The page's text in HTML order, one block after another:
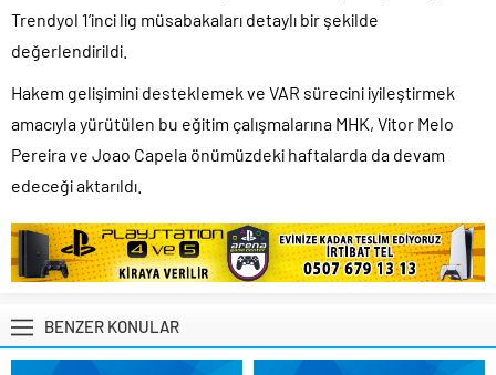
Trendyol 1’inci lig müsabakaları detaylı bir şekilde
değerlendirildi.
Hakem gelişimini desteklemek ve VAR sürecini iyileştirmek
amacıyla yürütülen bu eğitim çalışmalarına MHK, Vitor Melo
Pereira ve Joao Capela önümüzdeki haftalarda da devam
edeceği aktarıldı.
BENZER KONULAR